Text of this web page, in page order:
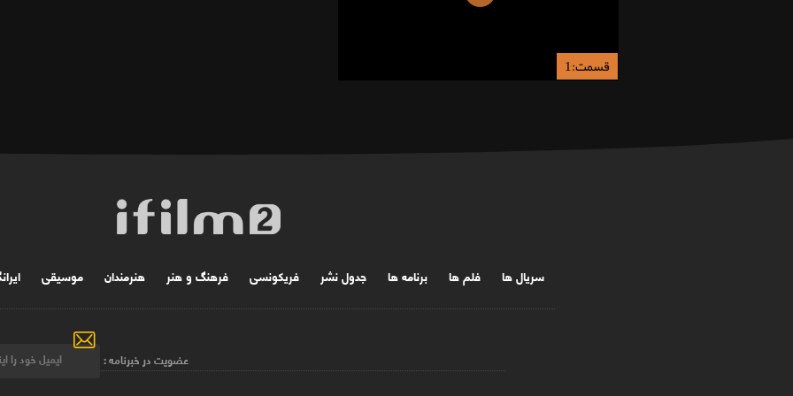
قسمت:1
سریال ها فلم ها برنامه ها جدول نشر فریکونسی فرهنگ و هنر هنرمندان موسیقی
عضویت در خبرنامه :